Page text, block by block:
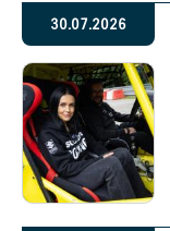
30.07.2026